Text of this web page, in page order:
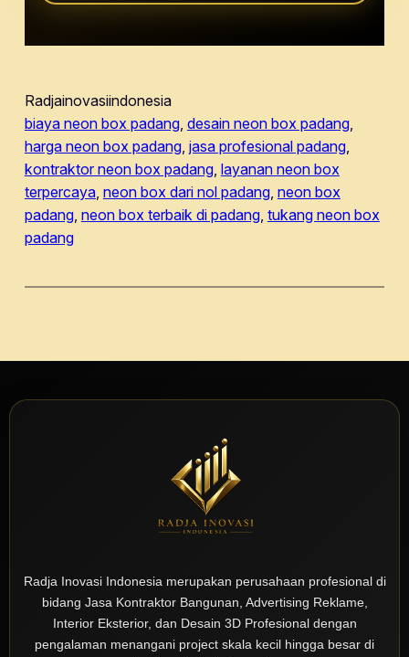
Radjainovasiindonesia
biaya neon box padang, desain neon box padang
harga neon box padang, jasa profesional padang
kontraktor neon box padang, layanan neon box
terpercaya, neon box dari nol padang, neon box
padang, neon box terbaik di padang, tukang neon box
padang
Radja Inovasi Indonesia merupakan perusahaan profesional di
bidang Jasa Kontraktor Bangunan, Advertising Reklame,
Interior Eksterior, dan Desain 3D Profesional dengan
pengalaman menangani project skala kecil hingga besar di